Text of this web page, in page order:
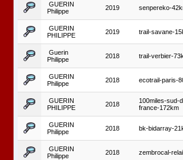
GUERIN
Philippe
2019 senpereko-
GUERIN
PHILIPPE
2019 trail-savane-
Guerin
Philippe
2018 trail-verbier-
GUERIN
Philippe
2018 ecotrail-paris-
GUERIN
PHILIPPE
2018
100miles-sud-
france-172km
GUERIN
Philippe
2018 bk-bidarray-
GUERIN
Philippe
2018 zembrocal-